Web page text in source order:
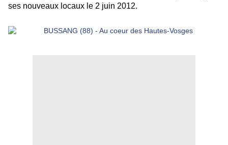
ses nouveaux locaux le 2 juin 2012.